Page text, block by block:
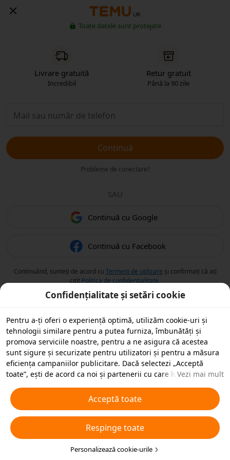
UK
Toate datele sunt protejate
Livrare gratuită
Incredibil
Retur gratuit
Până la 90 zile
Continuă
Probleme de conectare?
SAU
Continuă cu Google
Continuă cu Facebook
Continuând, sunteți de acord cu Termeni de utilizare și confirmați că ați
citit Politica de confidențialitate.
Confidențialitate și setări cookie
Pentru a-ți oferi o experiență optimă, utilizăm cookie-uri și
tehnologii similare pentru a putea furniza, îmbunătăți și
promova serviciile noastre, pentru a ne asigura că acestea
sunt sigure și securizate pentru utilizatori și pentru a măsura
eficiența campaniilor publicitare. Dacă selectezi „Acceptă
toate”, ești de acord ca noi și partenerii cu care lucrăm să
scopuri publicitare. De asemenea, poți „Respinge toate”
cookie-urile neesențiale sau poți alege ce tipuri de cookie-uri
dorești să accepți sau să dezactivezi, printr-un clic mai jos pe
„Personalizare cookie-uri” sau în orice moment în setările de
confidențialitate. Pentru mai multe detalii, veziPolitica noastră
privind cookie-urile și tehnologiile similare .
Vezi mai mult
Acceptă toate
Respinge toate
Personalizează cookie-urile